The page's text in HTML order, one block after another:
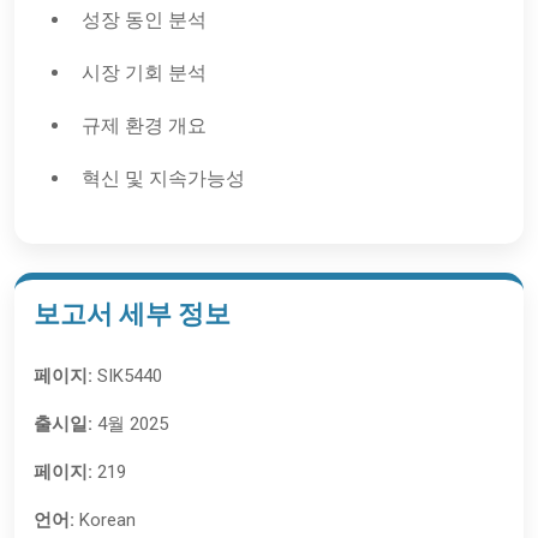
성장 동인 분석
시장 기회 분석
규제 환경 개요
혁신 및 지속가능성
보고서 세부 정보
페이지: SIK5440
출시일: 4월 2025
페이지: 219
언어: Korean